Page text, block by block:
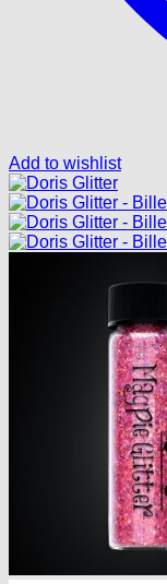
Add to wishlist